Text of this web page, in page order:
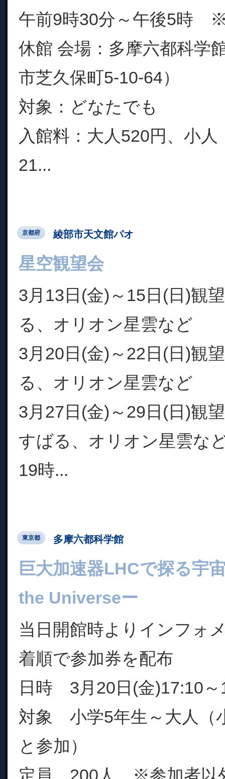
午前9時30分～午後5時
休館 会場：多摩六都科学
市芝久保町5-10-64）
対象：どなたでも
入館料：大人520円、小
21...
京都府 綾部市天文館パオ
星空観望会
3月13日(金)～15日(日)観
る、オリオン星雲など
3月20日(金)～22日(日)観
る、オリオン星雲など
3月27日(金)～29日(日)観
すばる、オリオン星雲な
19時...
東京都 多摩六都科学館
巨大加速器LHCで探る宇
the Universeー
当日開館時よりインフォ
着順で参加券を配布
日時 3月20日(金)17:10～
対象 小学5年生～大人（
と参加）
定員 200人 ※参加者以